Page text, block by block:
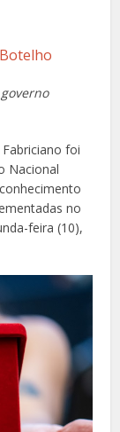
foi
Nacional
no
feira (10),